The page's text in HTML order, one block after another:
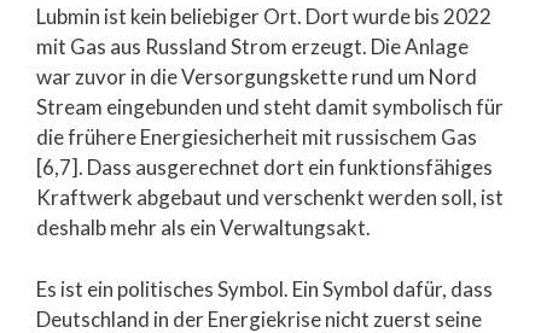
Lubmin ist kein beliebiger Ort. Dort wurde bis 2022
mit Gas aus Russland Strom erzeugt. Die Anlage
war zuvor in die Versorgungskette rund um Nord
Stream eingebunden und steht damit symbolisch für
die frühere Energiesicherheit mit russischem Gas
[6,7]. Dass ausgerechnet dort ein funktionsfähiges
Kraftwerk abgebaut und verschenkt werden soll, ist
deshalb mehr als ein Verwaltungsakt.
Es ist ein politisches Symbol. Ein Symbol dafür, dass
Deutschland in der Energiekrise nicht zuerst seine